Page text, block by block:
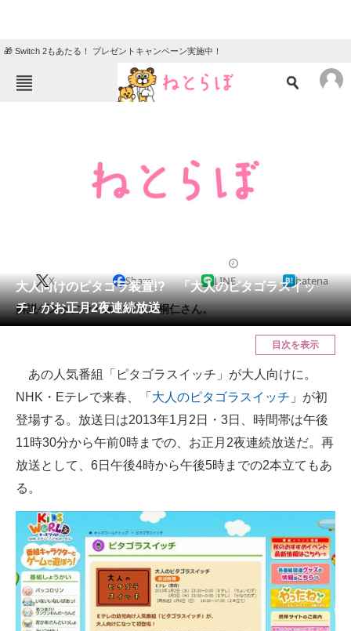
🎁 Switch 2もあたる！ プレゼントキャンペーン実施中！
クイズ
地域
会員記事
メディア
ITの今と未来を見通す
スマホと通信の最新トレンド
進化するPCとデバイスの未来
ビジネスと働き方のヒント
AI活用のいまが分かる
企業ITのトレンドを詳説
経営リーダーのコミュニティ
大人向けのピタゴラ装置!? 「大人のピタゴラスイッ
チ」がお正月2夜連続放送
X Share LINE hatena
解説ゲストにラーメンズ・片桐仁さん。
目次を表示
あの人気番組「ピタゴラスイッチ」が大人向けに。
NHK・Eテレで来春、「 大人のピタゴラスイッチ 」が初
登場する。放送日は2013年1月2日・3日、時間帯は午後
11時30分から午前0時までの、お正月2夜連続放送だ。再
放送として、6日午後4時から午後5時までの2本立てもあ
る。